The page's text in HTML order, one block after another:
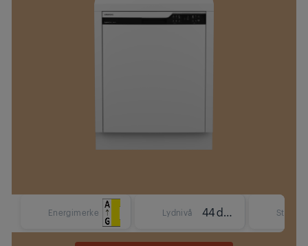
Energimerke Lydnivå 44 dBA